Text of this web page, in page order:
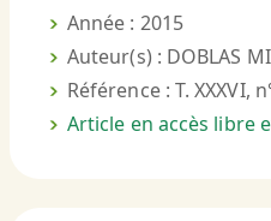
Année : 2015
Auteur(s) : DOBLAS
Référence : T. XXXVI,
Article en accès libre